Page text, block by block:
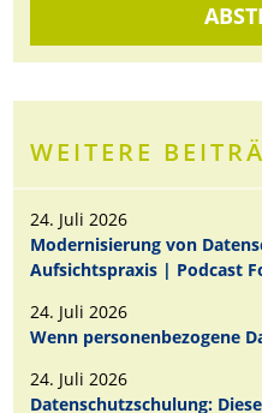
WEITERE
24. Juli 2026
Modernisierung von
Aufsichtspraxis | Podcast
24. Juli 2026
Wenn personenbezogene
24. Juli 2026
Datenschutzschulung: